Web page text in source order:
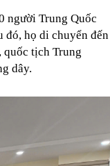
người Trung Quốc
đó, họ di chuyển đến
quốc tịch Trung
dây.